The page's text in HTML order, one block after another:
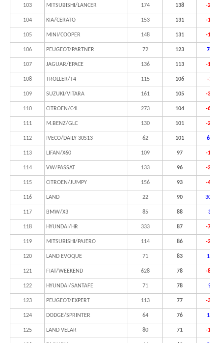
103 MITSUBISHI/LANCER 174 138 -
104 KIA/CERATO 153 131 -
105 MINI/COOPER 148 131 -
106 PEUGEOT/PARTNER 72 123
107 JAGUAR/EPACE 136 113 -
108 TROLLER/T4 115 106 -
109 SUZUKI/VITARA 161 105 -
110 CITROEN/C4L 273 104 -
111 M.BENZ/GLC 130 101 -
112 IVECO/DAILY 30S13 62 101
113 LIFAN/X60 109 97 -
114 VW/PASSAT 133 96 -
115 CITROEN/JUMPY 156 93 -
116 LAND 22 90
117 BMW/X3 85 88 3,5%
118 HYUNDAI/HR 333 87 -
119 MITSUBISHI/PAJERO 114 86 -
120 LAND EVOQUE 71 83
121 FIAT/WEEKEND 628 78 -
122 HYUNDAI/SANTAFE 71 78 9,9%
123 PEUGEOT/EXPERT 113 77 -
124 DODGE/SPRINTER 64 76
125 LAND VELAR 80 71 -